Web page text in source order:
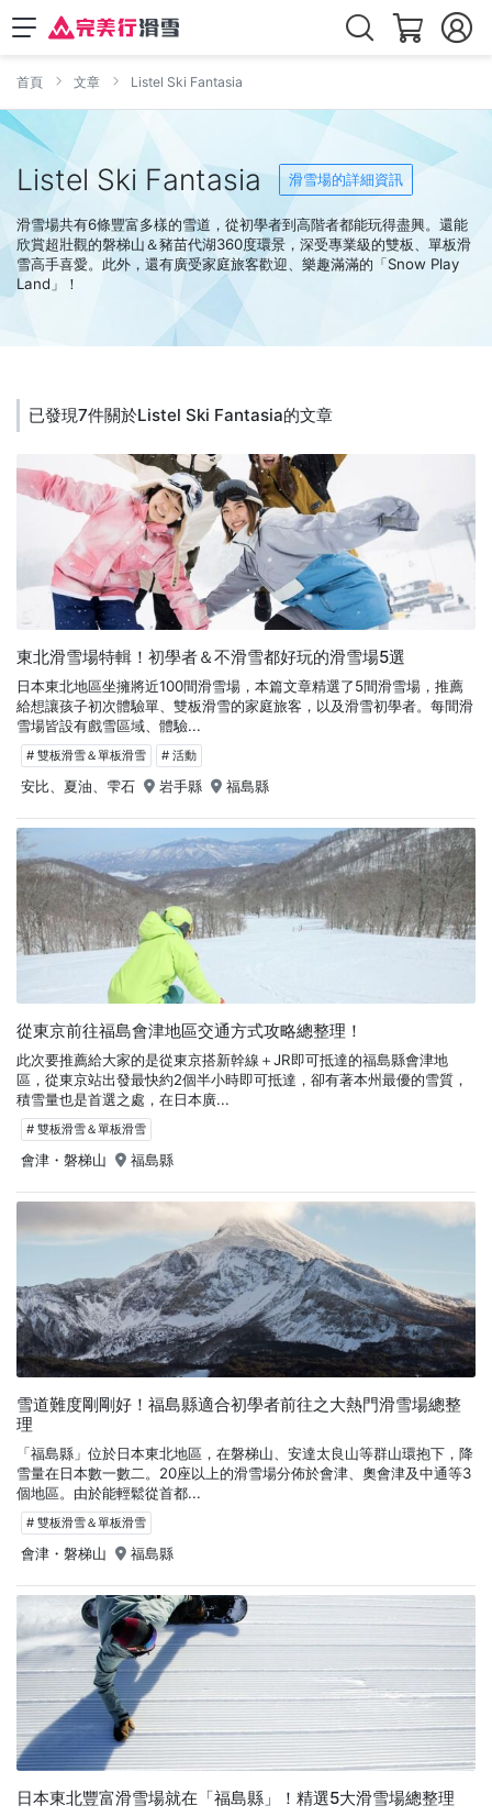
首頁 文章 Listel Ski Fantasia
Listel Ski Fantasia 滑雪場的詳細資訊
滑雪場共有6條豐富多樣的雪道，從初學者到高階者都能玩得盡興。還能
欣賞超壯觀的磐梯山＆豬苗代湖360度環景，深受專業級的雙板、單板滑
雪高手喜愛。此外，還有廣受家庭旅客歡迎、樂趣滿滿的「Snow Play
Land」！
已發現7件關於Listel Ski Fantasia的文章
東北滑雪場特輯！初學者＆不滑雪都好玩的滑雪場5選
日本東北地區坐擁將近100間滑雪場，本篇文章精選了5間滑雪場，推薦
給想讓孩子初次體驗單、雙板滑雪的家庭旅客，以及滑雪初學者。每間滑
雪場皆設有戲雪區域、體驗...
# 雙板滑雪＆單板滑雪 # 活動
安比、夏油、雫石 岩手縣 福島縣
從東京前往福島會津地區交通方式攻略總整理！
此次要推薦給大家的是從東京搭新幹線＋JR即可抵達的福島縣會津地
區，從東京站出發最快約2個半小時即可抵達，卻有著本州最優的雪質，
積雪量也是首選之處，在日本廣...
# 雙板滑雪＆單板滑雪
會津・磐梯山 福島縣
雪道難度剛剛好！福島縣適合初學者前往之大熱門滑雪場總整
理
「福島縣」位於日本東北地區，在磐梯山、安達太良山等群山環抱下，降
雪量在日本數一數二。20座以上的滑雪場分佈於會津、奧會津及中通等3
個地區。由於能輕鬆從首都...
# 雙板滑雪＆單板滑雪
會津・磐梯山 福島縣
日本東北豐富滑雪場就在「福島縣」！精選5大滑雪場總整理